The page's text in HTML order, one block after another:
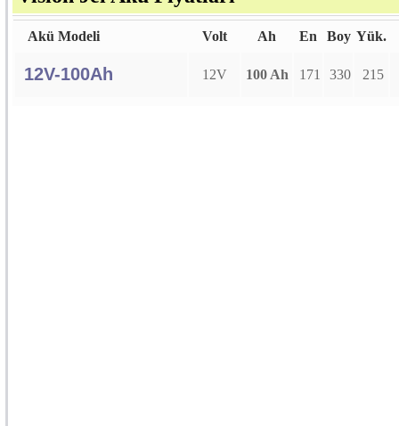
Akü Modeli Volt Ah En Boy Yük.
12V-100Ah 12V 100 Ah 171 330 215